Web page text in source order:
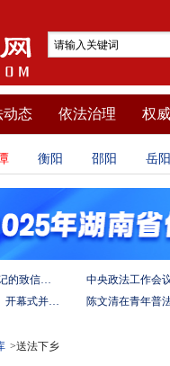
动态 依法治理 权
衡阳 邵阳 岳阳
坚定法治自信 强化使命担当——习近平总书记的致信激励法学法律工作者投身全面依法治国伟大实践 中央政法工作会
陈文清出席中非合作论坛－法治论坛（2025）开幕式并在湖南调研
>送法下乡